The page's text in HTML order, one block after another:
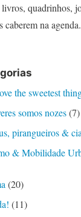
livros, quadrinhos,
caberem na agenda.
the sweetest
somos nozes(7)
pirangueiros &
& Mobilidade
(20)
(11)